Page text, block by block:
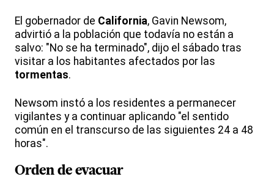
El gobernador de California, Gavin Newsom,
advirtió a la población que todavía no están a
salvo: "No se ha terminado", dijo el sábado tras
visitar a los habitantes afectados por las
tormentas.
Newsom instó a los residentes a permanecer
vigilantes y a continuar aplicando "el sentido
común en el transcurso de las siguientes 24 a 48
horas".
Orden de evacuar